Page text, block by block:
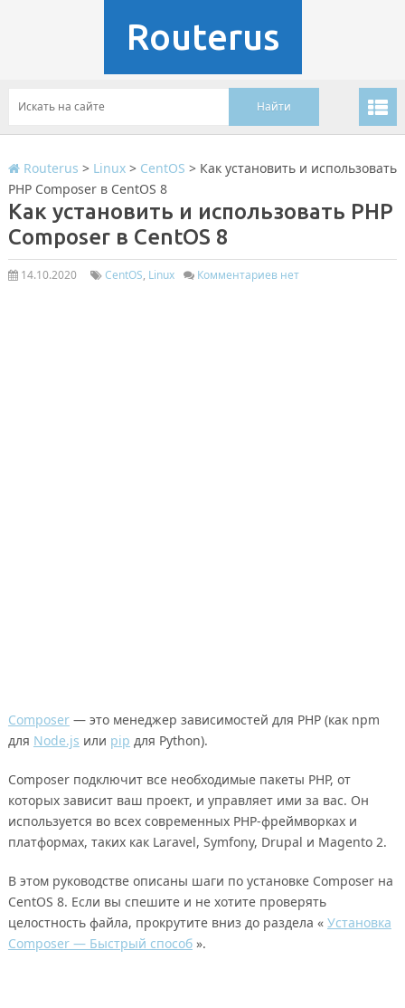
Routerus
Routerus > Linux> CentOS > Как установить и использовать
PHP Composer в CentOS 8
Как установить и использовать PHP
Composer в CentOS 8
14.10.2020 CentOS, Linux Комментариев нет
Composer— это менеджер зависимостей для PHP (как npm
для Node.js или pip для Python).
Composer подключит все необходимые пакеты PHP, от
которых зависит ваш проект, и управляет ими за вас. Он
используется во всех современных PHP-фреймворках и
платформах, таких как Laravel, Symfony, Drupal и Magento 2.
В этом руководстве описаны шаги по установке Composer на
CentOS 8. Если вы спешите и не хотите проверять
целостность файла, прокрутите вниз до раздела « Установка
Composer — Быстрый способ».